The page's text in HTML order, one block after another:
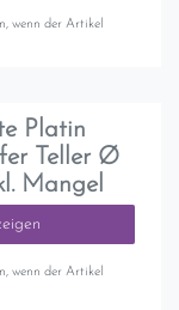
wenn der Artikel
Platin
Teller Ø
Mangel
wenn der Artikel